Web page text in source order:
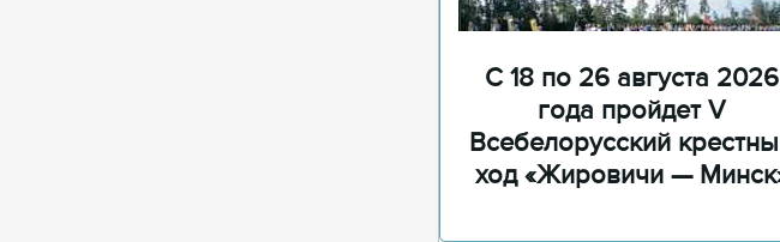
С 18 по 26 августа 2026
года пройдет V
Всебелорусский
ход «Жировичи —